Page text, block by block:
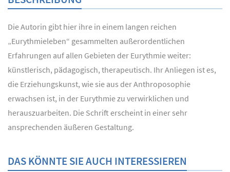
Die Autorin gibt hier ihre in einem langen reichen
„Eurythmieleben“ gesammelten außerordentlichen
Erfahrungen auf allen Gebieten der Eurythmie weiter:
künstlerisch, pädagogisch, therapeutisch. Ihr Anliegen ist es,
die Erziehungskunst, wie sie aus der Anthroposophie
erwachsen ist, in der Eurythmie zu verwirklichen und
herauszuarbeiten. Die Schrift erscheint in einer sehr
ansprechenden äußeren Gestaltung.
DAS KÖNNTE SIE AUCH INTERESSIEREN